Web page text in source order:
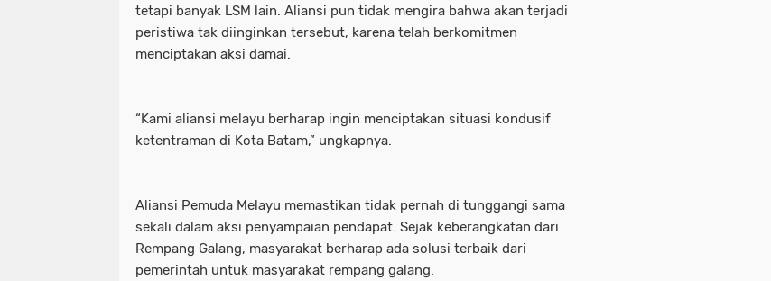
tetapi banyak LSM lain. Aliansi pun tidak mengira bahwa akan terjadi
peristiwa tak diinginkan tersebut, karena telah berkomitmen
menciptakan aksi damai.
“Kami aliansi melayu berharap ingin menciptakan situasi kondusif
ketentraman di Kota Batam,” ungkapnya.
Aliansi Pemuda Melayu memastikan tidak pernah di tunggangi sama
sekali dalam aksi penyampaian pendapat. Sejak keberangkatan dari
Rempang Galang, masyarakat berharap ada solusi terbaik dari
pemerintah untuk masyarakat rempang galang.